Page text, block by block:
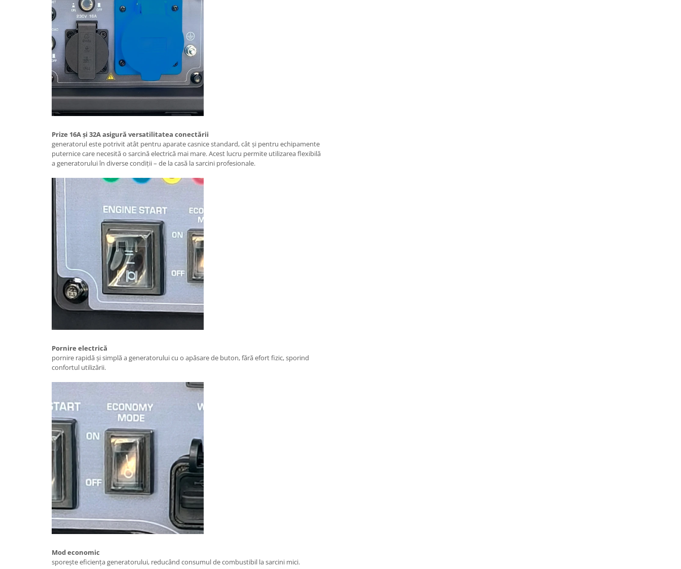
Masini de insurubat
Masini de insurubat cu impact
Ferastraie electrice
Masini de taiat si stantat
Rindele electrice
Masini de slefuit
Suflante cu aer cald
Masini de frezat
Masini de amestecat
Modelare si bricolaj
Pistoale de vopsit
Capsatoare electrice
Lanterne acumulator
Utilaje pentru constructii
Placi compactoare
Maiuri compactoare
Cilindri vibrocompactori
Vibratoare beton
Scarificatoare
Taietoare beton si asfalt
Taietoare materiale
Roabe motorizate
Ventilatoare industriale
Palane si vinciuri
Transpaleti hidraulici
Tehnica diamantata
Masini de carotat
Carote diamantate
Masini de canelat
Echipamente pentru taiere
Prize 16A și 32A asigură versatilitatea conectării
generatorul este potrivit atât pentru aparate casnice standard, cât și pentru echipamente
puternice care necesită o sarcină electrică mai mare. Acest lucru permite utilizarea flexibilă
a generatorului în diverse condiții – de la casă la sarcini profesionale.
Pornire electrică
pornire rapidă și simplă a generatorului cu o apăsare de buton, fără efort fizic, sporind
confortul utilizării.
Mod economic
sporește eficiența generatorului, reducând consumul de combustibil la sarcini mici.